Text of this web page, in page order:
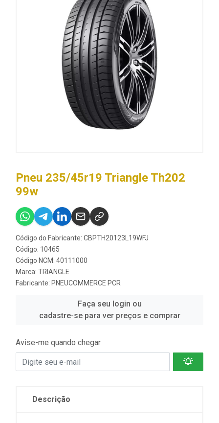
Pneu 235/45r19 Triangle Th202
99w
Código do Fabricante: CBPTH20123L19WFJ
Código: 10465
Código NCM: 40111000
Marca: TRIANGLE
Fabricante: PNEUCOMMERCE PCR
Faça seu login ou
cadastre-se para ver preços e comprar
Avise-me quando chegar
Descrição